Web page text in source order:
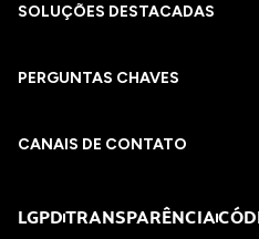
SOLUÇÕES DESTACADAS
PERGUNTAS CHAVES​
CANAIS DE CONTATO
LGPDTRANSPARÊNCIA